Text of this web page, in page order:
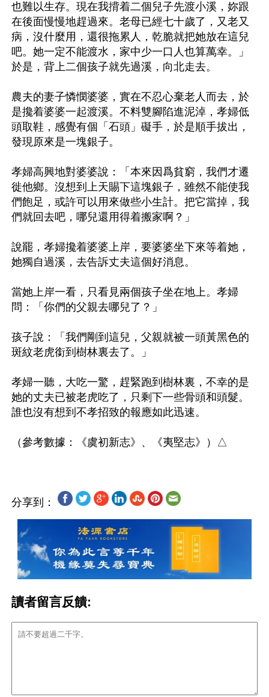
也難以生存。現在我揹着二個兒子先渡小溪，妳跟
在後面慢慢地趕過來。老母已經七十歲了，又老又
病，沒什麼用，還很拖累人，乾脆就把她放在這兒
吧。她一定不能渡水，家中少一口人也算萬幸。」
於是，背上二個孩子就先過溪，向北走去。
農夫的妻子憐憫婆婆，實在不忍心棄老人而去，於
是攙着婆婆一起渡溪。不料雙腳陷進泥淖，孝婦低
頭取鞋，感覺有個「石頭」礙手，於是順手拔出，
發現原來是一塊銀子。
孝婦高興地對婆婆說：「本來因爲貧窮，我們才遷
徙他鄉。沒想到上天賜下這塊銀子，雖然不能使我
們飽足，或許可以用來做些小生計。把它當掉，我
們就回去吧，哪兒還用得着搬家啊？」
說罷，孝婦攙着婆婆上岸，要婆婆坐下來等着她，
她獨自過溪，去告訴丈夫這個好消息。
當她上岸一看，只看見兩個孩子坐在地上。孝婦
問：「你們的父親去哪兒了？」
孩子說：「我們剛到這兒，父親就被一頭黃黑色的
斑紋老虎銜到樹林裏去了。」
孝婦一聽，大吃一驚，趕緊跑到樹林裏，不幸的是
她的丈夫已被老虎吃了，只剩下一些骨頭和頭髮。
誰也沒有想到不孝招致的報應如此迅速。
分享到：
讀者留言反饋: